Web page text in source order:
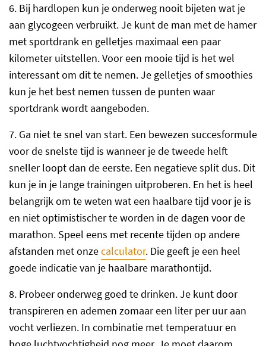
6. Bij hardlopen kun je onderweg nooit bijeten wat je
aan glycogeen verbruikt. Je kunt de man met de hamer
met sportdrank en gelletjes maximaal een paar
kilometer uitstellen. Voor een mooie tijd is het wel
interessant om dit te nemen. Je gelletjes of smoothies
kun je het best nemen tussen de punten waar
sportdrank wordt aangeboden.
7. Ga niet te snel van start. Een bewezen succesformule
voor de snelste tijd is wanneer je de tweede helft
sneller loopt dan de eerste. Een negatieve split dus. Dit
kun je in je lange trainingen uitproberen. En het is heel
belangrijk om te weten wat een haalbare tijd voor je is
en niet optimistischer te worden in de dagen voor de
marathon. Speel eens met recente tijden op andere
afstanden met onzecalculator. Die geeft je een heel
goede indicatie van je haalbare marathontijd.
8. Probeer onderweg goed te drinken. Je kunt door
transpireren en ademen zomaar een liter per uur aan
vocht verliezen. In combinatie met temperatuur en